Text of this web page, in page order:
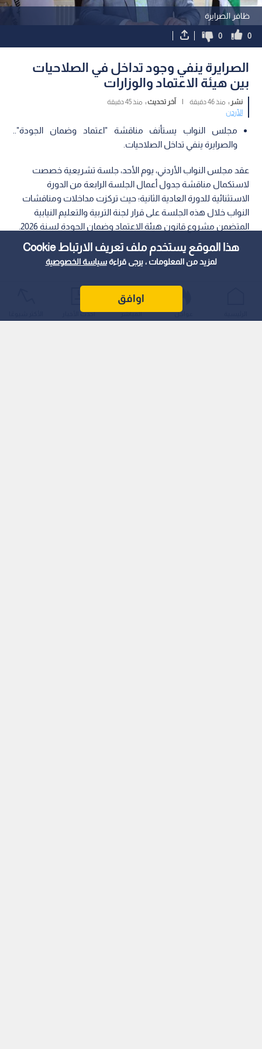
هذا الموقع يستخدم ملف تعريف الارتباط Cookie
لمزيد من المعلومات ، يرجى قراءةسياسة الخصوصية
اوافق
ظافر الصرايرة
0
0
الصرايرة ينفي وجود تداخل في الصلاحيات
بين هيئة الاعتماد والوزارات
نشر : منذ 46 دقيقة | آخر تحديث : منذ 45 دقيقة
الأردن
مجلس النواب يستأنف مناقشة "اعتماد وضمان الجودة"..
والصرايرة ينفي تداخل الصلاحيات.
عقد مجلس النواب الأردني، يوم الأحد، جلسة تشريعية خصصت
لاستكمال مناقشة جدول أعمال الجلسة الرابعة من الدورة
الاستثنائية للدورة العادية الثانية؛ حيث تركزت مداخلات ومناقشات
النواب خلال هذه الجلسة على قرار لجنة التربية والتعليم النيابية
المتضمن مشروع قانون هيئة الاعتماد وضمان الجودة لسنة 2026.
عواجل المباشر أحدث الأخبار